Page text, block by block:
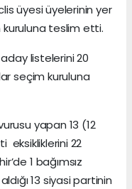
üyesi üyelerinin yer
kuruluna teslim etti.
listelerini 20
seçim kuruluna
yapan 13 (12
eksikliklerini 22
1 bağımsız
13 siyasi partinin